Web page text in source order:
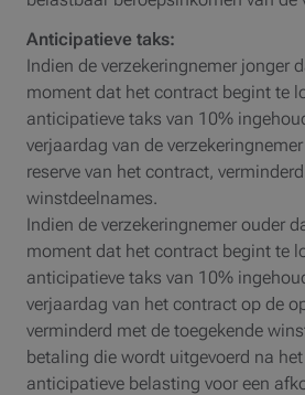
Anticipatieve taks:
Indien de verzekeringnemer jonger
moment dat het contract begint te
anticipatieve taks van 10%
verjaardag van de
reserve van het contract,
winstdeelnames.
Indien de verzekeringnemer ouder
moment dat het contract begint te
anticipatieve taks van 10%
verjaardag van het contract op de
verminderd met de toegekende
betaling die wordt uitgevoerd na
anticipatieve belasting voor een